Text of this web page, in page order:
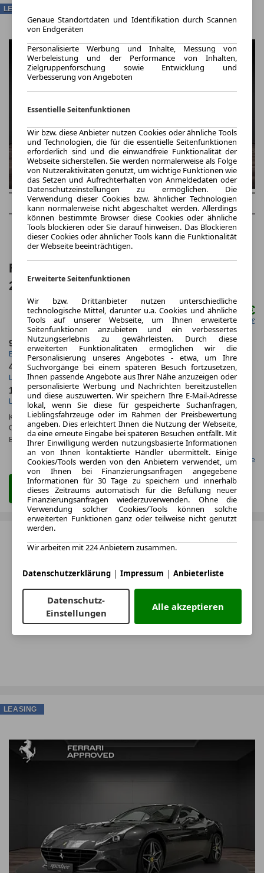
Ferrari 296 GTB
296*Sonderfinanzierung*
ab mtl.3.711,00 €
netto mtl. 3.118,49 €
9.2025
Erstzulassung
5.000,0 km
Jahrliche Fahrleistung
48 Monate
Laufzeit
1.065 km
Kilometerstand
1.1
Leasingfaktor
ca. 610 kW (829 PS)
Leistung
Kraftstoffverbr.¹: ca. 10,8 l/100km(komb.)
CO
-Emissionen*:ca. 149 g/km(komb.)
Effizienzklasse: E
Gefunden auf LeasingMarkt.de
Zum Leasing Angebot
LEASING
LEASING
Genaue Standortdaten und Identifikation durch Scannen
von Endgeräten
Personalisierte Werbung und Inhalte, Messung von
Werbeleistung und der Performance von Inhalten,
Zielgruppenforschung sowie Entwicklung und
Verbesserung von Angeboten
Essentielle Seitenfunktionen
Wir bzw. diese Anbieter nutzen Cookies oder ähnliche Tools
und Technologien, die für die essentielle Seitenfunktionen
erforderlich sind und die einwandfreie Funktionalität der
Webseite sicherstellen. Sie werden normalerweise als Folge
von Nutzeraktivitäten genutzt, um wichtige Funktionen wie
das Setzen und Aufrechterhalten von Anmeldedaten oder
Datenschutzeinstellungen zu ermöglichen. Die
Verwendung dieser Cookies bzw. ähnlicher Technologien
kann normalerweise nicht abgeschaltet werden. Allerdings
können bestimmte Browser diese Cookies oder ähnliche
Tools blockieren oder Sie darauf hinweisen. Das Blockieren
dieser Cookies oder ähnlicher Tools kann die Funktionalität
der Webseite beeinträchtigen.
Erweiterte Seitenfunktionen
Wir bzw. Drittanbieter nutzen unterschiedliche
technologische Mittel, darunter u.a. Cookies und ähnliche
Tools auf unserer Webseite, um Ihnen erweiterte
Seitenfunktionen anzubieten und ein verbessertes
Nutzungserlebnis zu gewährleisten. Durch diese
erweiterten Funktionalitäten ermöglichen wir die
Personalisierung unseres Angebotes - etwa, um Ihre
Suchvorgänge bei einem späteren Besuch fortzusetzen,
Ihnen passende Angebote aus Ihrer Nähe anzuzeigen oder
personalisierte Werbung und Nachrichten bereitzustellen
und diese auszuwerten. Wir speichern Ihre E-Mail-Adresse
lokal, wenn Sie diese für gespeicherte Suchanfragen,
Lieblingsfahrzeuge oder im Rahmen der Preisbewertung
angeben. Dies erleichtert Ihnen die Nutzung der Webseite,
da eine erneute Eingabe bei späteren Besuchen entfällt. Mit
Ihrer Einwilligung werden nutzungsbasierte Informationen
an von Ihnen kontaktierte Händler übermittelt. Einige
Cookies/Tools werden von den Anbietern verwendet, um
von Ihnen bei Finanzierungsanfragen angegebene
Informationen für 30 Tage zu speichern und innerhalb
dieses Zeitraums automatisch für die Befüllung neuer
Finanzierungsanfragen wiederzuverwenden. Ohne die
Verwendung solcher Cookies/Tools können solche
erweiterten Funktionen ganz oder teilweise nicht genutzt
werden.
Wir arbeiten mit 224 Anbietern zusammen.
Datenschutzerklärung | Impressum | Anbieterliste
Datenschutz-
Einstellungen
Alle akzeptieren